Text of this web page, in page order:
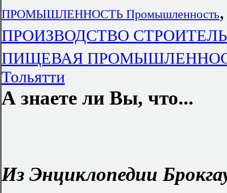
ПРОМЫШЛЕННОСТЬ Промышленность
ПРОИЗВОДСТВО
ПИЩЕВАЯ
Тольятти
А знаете ли Вы, что...
Из Энциклопедии